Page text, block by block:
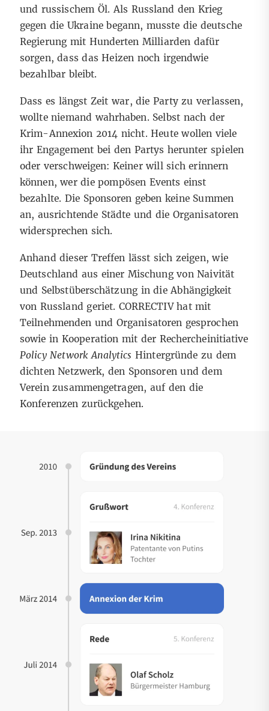
und russischem Öl. Als Russland den Krieg
gegen die Ukraine begann, musste die deutsche
Regierung mit Hunderten Milliarden dafür
sorgen, dass das Heizen noch irgendwie
bezahlbar bleibt.
Dass es längst Zeit war, die Party zu verlassen,
wollte niemand wahrhaben. Selbst nach der
Krim-Annexion 2014 nicht. Heute wollen viele
ihr Engagement bei den Partys herunter spielen
oder verschweigen: Keiner will sich erinnern
können, wer die pompösen Events einst
bezahlte. Die Sponsoren geben keine Summen
an, ausrichtende Städte und die Organisatoren
widersprechen sich.
Anhand dieser Treffen lässt sich zeigen, wie
Deutschland aus einer Mischung von Naivität
und Selbstüberschätzung in die Abhängigkeit
von Russland geriet. CORRECTIV hat mit
Teilnehmenden und Organisatoren gesprochen
sowie in Kooperation mit der Rechercheinitiative
Policy Network Analytics Hintergründe zu dem
dichten Netzwerk, den Sponsoren und dem
Verein zusammengetragen, auf den die
Konferenzen zurückgehen.